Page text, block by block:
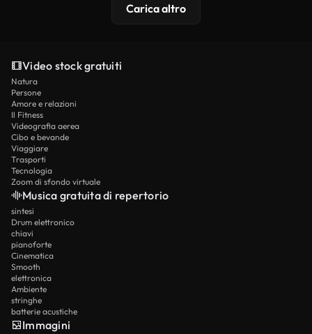
Carica altro
Video stock gratuiti
Natura
Persone
Amore e relazioni
Il Fitness
Videografia aerea
Cibo e bevande
Viaggiare
Trasporti
Tecnologia
Zoom di sfondo virtuale
Musica gratuita di repertorio
sintesi
Drum elettronico
chiavi
pianoforte
Cinematica
Smooth
elettronica
Ambiente
stringhe
batterie acustiche
Immagini